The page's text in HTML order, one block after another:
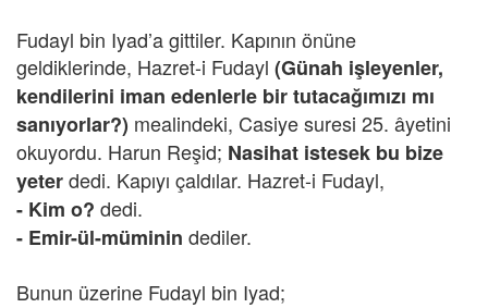
Fudayl bin Iyad’a gittiler. Kapının önüne
geldiklerinde, Hazret-i Fudayl (Günah işleyenler,
kendilerini iman edenlerle bir tutacağımızı mı
sanıyorlar?) mealindeki, Casiye suresi 25. âyetini
okuyordu. Harun Reşid; Nasihat istesek bu bize
yeterdedi. Kapıyı çaldılar. Hazret-i Fudayl,
- Kim o? dedi.
- Emir-ül-müminin dediler.
Bunun üzerine Fudayl bin Iyad;